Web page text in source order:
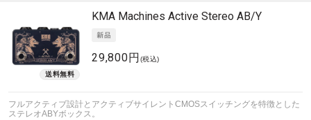
KMA Machines Active Stereo AB/Y
29,800円 (税込)
フルアクティブ設計とアクティブサイレントCMOSスイッチングを特徴とした
ステレオABYボックス。